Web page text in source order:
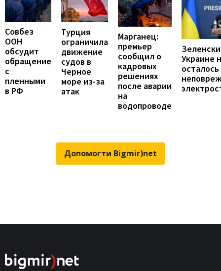
Совбез
ООН
обсудит
обращение
с
пленными
в РФ
Турция
ограничила
движение
судов в
Черное
море из-за
атак
Марганец:
премьер
сообщил о
кадровых
решениях
после аварии
на
водопроводе
Украине
осталось
Допомогти Bigmir)net